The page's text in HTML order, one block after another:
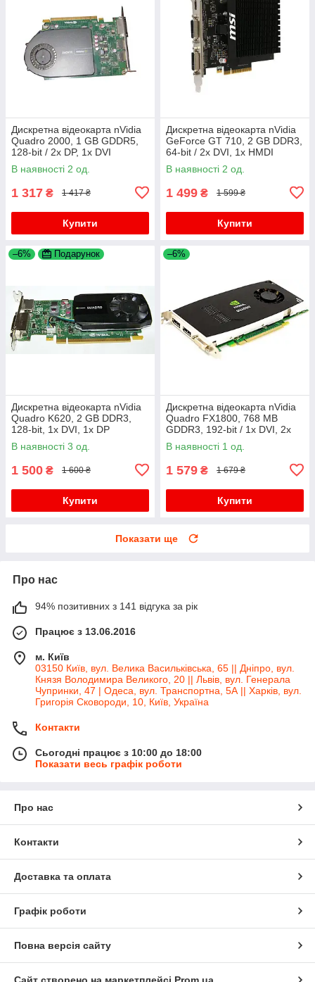
Дискретна відеокарта nVidia
Quadro 2000, 1 GB GDDR5,
128-bit / 2x DP, 1x DVI
В наявності 2 од.
1 317 ₴ 1 417 ₴
Купити
Дискретна відеокарта nVidia
GeForce GT 710, 2 GB DDR3,
64-bit / 2x DVI, 1x HMDI
В наявності 2 од.
1 499 ₴ 1 599 ₴
Купити
–6% Подарунок
Дискретна відеокарта nVidia
Quadro K620, 2 GB DDR3,
128-bit, 1x DVI, 1x DP
В наявності 3 од.
1 500 ₴ 1 600 ₴
Купити
–6%
Дискретна відеокарта nVidia
Quadro FX1800, 768 MB
GDDR3, 192-bit / 1x DVI, 2x
DisplayPort
В наявності 1 од.
1 579 ₴ 1 679 ₴
Купити
Показати ще
Про нас
94% позитивних з 141 відгука за рік
Працює з 13.06.2016
м. Київ
03150 Київ, вул. Велика Васильківська, 65 || Дніпро, вул.
Князя Володимира Великого, 20 || Львів, вул. Генерала
Чупринки, 47 | Одеса, вул. Транспортна, 5А || Харків, вул.
Григорія Сковороди, 10, Київ, Україна
Контакти
Сьогодні працює з 10:00 до 18:00
Показати весь графік роботи
Про нас
Контакти
Доставка та оплата
Графік роботи
Повна версія сайту